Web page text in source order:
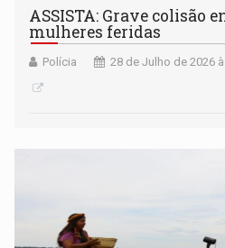
ASSISTA: Grave colisão
mulheres feridas
Polícia 28 de Julho de 2026